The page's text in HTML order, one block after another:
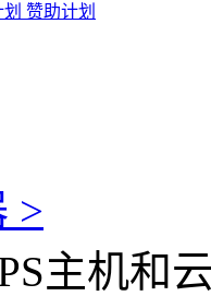
赞助计划
>
主机和